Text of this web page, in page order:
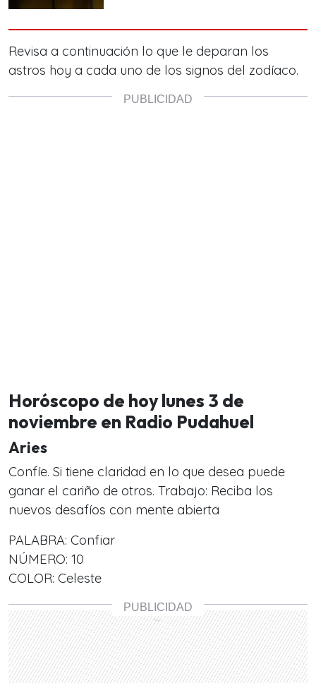
Revisa a continuación lo que le deparan los
astros hoy a cada uno de los signos del zodíaco.
Horóscopo de hoy lunes 3 de
noviembre en Radio Pudahuel
Aries
Confíe. Si tiene claridad en lo que desea puede
ganar el cariño de otros. Trabajo: Reciba los
nuevos desafíos con mente abierta
PALABRA: Confiar
NÚMERO: 10
COLOR: Celeste